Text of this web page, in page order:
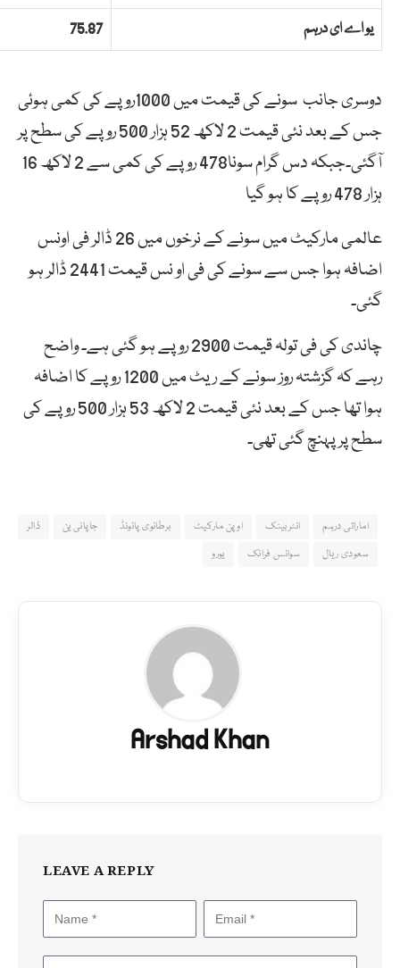
یو اے ای درہم
75.87
دوسری جانب سونے کی قیمت میں 1000روپے کی کمی ہوئی
جس کے بعد نئی قیمت 2 لاکھ 52 ہزار 500 روپے کی سطح پر
آگئی۔جبکہ دس گرام سونا478 روپے کی کمی سے 2 لاکھ 16
ہزار 478 روپے کا ہو گیا
عالمی مارکیٹ میں سونے کے نرخوں میں 26 ڈالر فی اونس
اضافہ ہوا جس سے سونے کی فی او نس قیمت 2441 ڈالر ہو
گئی۔
چاندی کی فی تولہ قیمت 2900 روپے ہو گئی ہے۔ واضح
رہے کہ گزشتہ روز سونے کے ریٹ میں 1200 روپے کا اضافہ
ہوا تھا جس کے بعد نئی قیمت 2 لاکھ 53 ہزار 500 روپے کی
سطح پر پہنچ گئی تھی۔
اماراتی درہم انٹربینک اوپن مارکیٹ برطانوی پائونڈ جاپانی ین
ڈالر
سعودی ریال
سوائس فرانک یورو
Arshad Khan
LEAVE A REPLY